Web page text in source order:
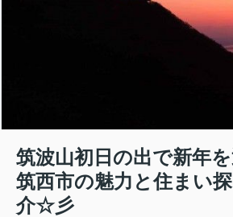
筑波山初日の出で新年
筑西市の魅力と住まい
介☆彡